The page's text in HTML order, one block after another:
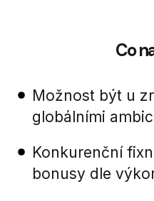
Co
Možnost být u
globálními
Konkurenční
bonusy dle